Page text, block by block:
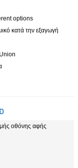
options
κατά την εξαγωγή
οθόνης αφής